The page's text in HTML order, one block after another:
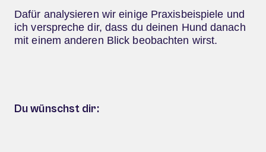
Dafür analysieren wir einige Praxisbeispiele und
ich verspreche dir, dass du deinen Hund danach
mit einem anderen Blick beobachten wirst.
Du wünschst dir: